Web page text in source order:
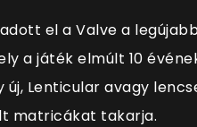
el a Valve a
a játék elmúlt 10
Lenticular avagy
matricákat takarja.